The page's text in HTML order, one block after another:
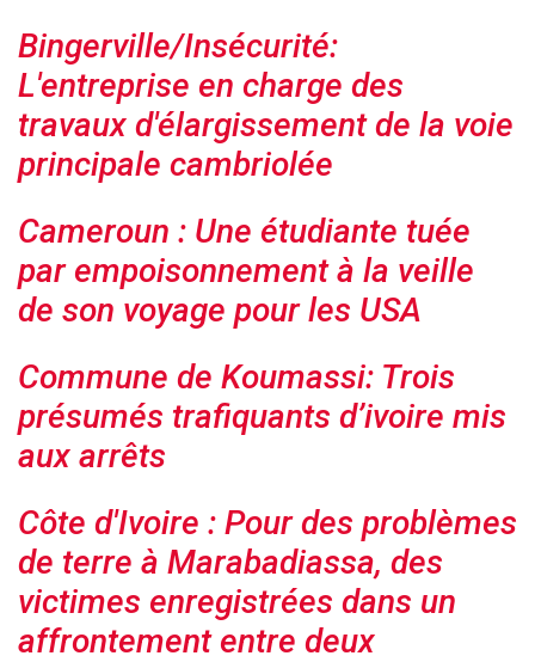
Bingerville/Insécurité:
L'entreprise en charge des
travaux d'élargissement de la voie
principale cambriolée
Cameroun : Une étudiante tuée
par empoisonnement à la veille
de son voyage pour les USA
Commune de Koumassi: Trois
présumés trafiquants d’ivoire mis
aux arrêts
Côte d'Ivoire : Pour des problèmes
de terre à Marabadiassa, des
victimes enregistrées dans un
affrontement entre deux